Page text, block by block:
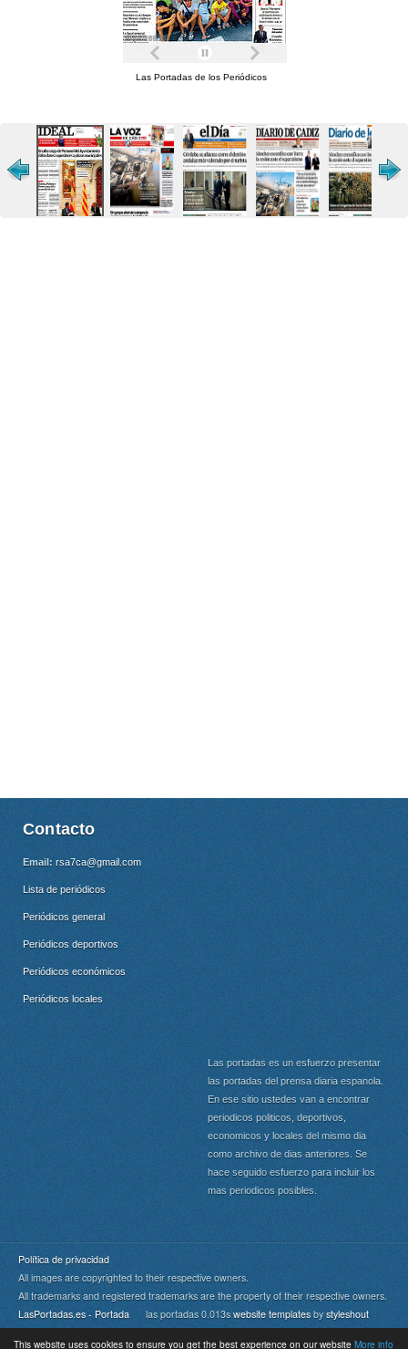
This website uses cookies to ensure you get the best experience on our website More info
Las Portadas de los Periódicos
Contacto
Email: rsa7ca@gmail.com
Lista de periódicos
Periódicos general
Periódicos deportivos
Periódicos económicos
Periódicos locales
Las portadas es un esfuerzo presentar
las portadas del prensa diaria espanola.
En ese sitio ustedes van a encontrar
periodicos politicos, deportivos,
economicos y locales del mismo dia
como archivo de dias anteriores. Se
hace seguido esfuerzo para incluir los
mas periodicos posibles.
Política de privacidad
All images are copyrighted to their respective owners.
All trademarks and registered trademarks are the property of their respective owners.
LasPortadas.es - Portada las portadas 0.013swebsite templates by styleshout